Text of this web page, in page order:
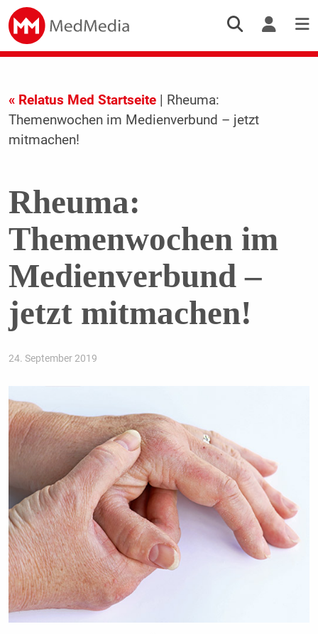
« Relatus Med Startseite| Rheuma:
Themenwochen im Medienverbund – jetzt
mitmachen!
Rheuma:
Themenwochen im
Medienverbund –
jetzt mitmachen!
24. September 2019